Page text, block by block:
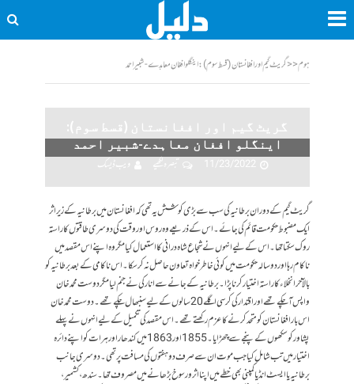
ہوم<<گریٹ گیم اور افغانستان (قسط سوم): اینگلو افغان معاہدے-شبیر احمد
گریٹ گیم اور افغانستان (قسط سوم):
اینگلو افغان معاہدے-شبیر احمد
11/23/2022
تبصرہ لکھیے ویب ڈیسک
گریٹ گیم کےدوران برطانیہ کی سب سےبڑی کوشش یہ تھی کہ افغانستان میں برطانیہ کے زیر اثر
ایک مضبوط حکومت قائم کی جائے۔ اس کے ذریعے وہ روس اور وقت کی دوسری طاقتوں کا راستہ
روک سکتا تھا۔ اس کے لیے انہوں نے شجاع شاہ درانی کا استعمال کیا مگر وہ اپنے اس مقصد میں
ناکام رہا اور دو سالہ حکومت میں کوئی خاطر خواہ تعاون حاصل نہ کرسکا۔ اس ناکامی کے بعد برطانیہ کو
بالآخر انخلاء کا راستہ اختیار کرنا پڑا ۔ برطانیہ کے جانے سے انارکی نے جنم لیا مگر دوست محمد خان
واپس آچکے تھے اور اقتدار کی کرسی اگلے 20 سالوں کے لیے سنبھال چکے تھے۔ دوست محمد خان
اس بار افغانستان کو متحد کرنے کا عزم رکھتے تھے۔ اس مقصد کی تکمیل کے لیے انہوں نے پہلے
پشاور کو سکھوں کے پنجے سے چھڑایا ۔ 1855 اور 1863 میں کندھار اور ہرات کو اپنے دائرہ
اختیار میں تب شامل کیا جب موت ان سے صرف دو ہفتوں کی مسافت پر تھی۔ دوسری جانب
برطانیہ یا ایسٹ انڈیا کمپنی بھی خطے میں اپنا اثرورسوخ بڑھانے میں مصروف تھا۔ سندھ، کشمیر،